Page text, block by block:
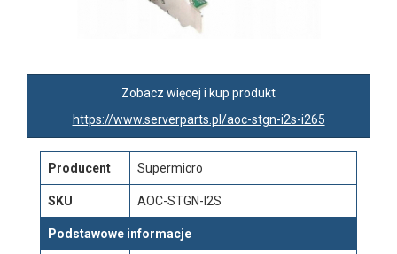
Zobacz więcej i kup produkt
https://www.serverparts.pl/aoc-stgn-i2s-i265
Producent Supermicro
SKU AOC-STGN-I2S
Podstawowe informacje